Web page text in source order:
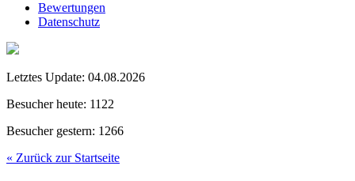
Bewertungen
Datenschutz
Letztes Update: 04.08.2026
Besucher heute: 1122
Besucher gestern: 1266
« Zurück zur Startseite